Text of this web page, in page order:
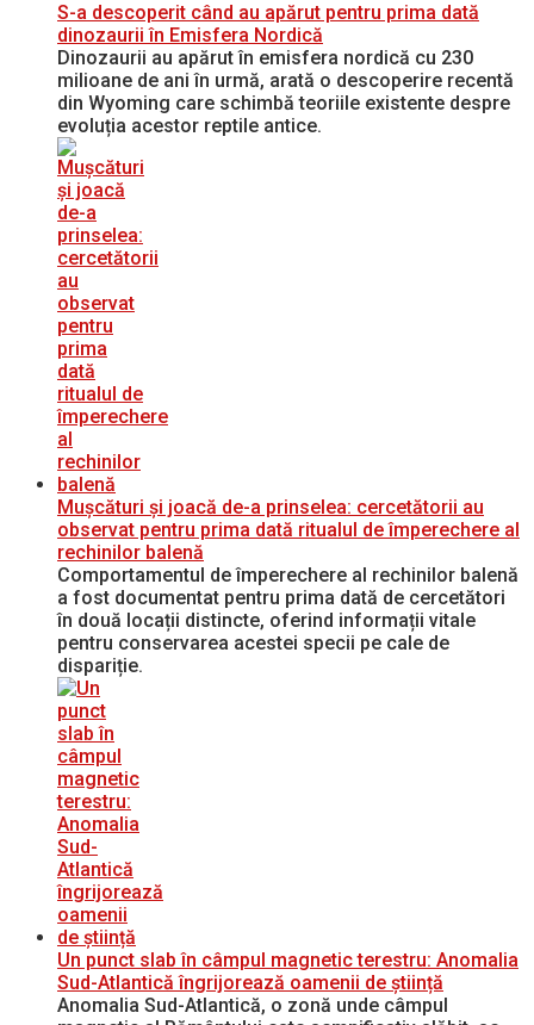
S-a descoperit când au apărut pentru prima dată
dinozaurii în Emisfera Nordică
Dinozaurii au apărut în emisfera nordică cu 230
milioane de ani în urmă, arată o descoperire recentă
din Wyoming care schimbă teoriile existente despre
evoluția acestor reptile antice.
Mușcături și joacă de-a prinselea: cercetătorii au
observat pentru prima dată ritualul de împerechere al
rechinilor balenă
Comportamentul de împerechere al rechinilor balenă
a fost documentat pentru prima dată de cercetători
în două locații distincte, oferind informații vitale
pentru conservarea acestei specii pe cale de
dispariție.
Un punct slab în câmpul magnetic terestru: Anomalia
Sud-Atlantică îngrijorează oamenii de știință
Anomalia Sud-Atlantică, o zonă unde câmpul